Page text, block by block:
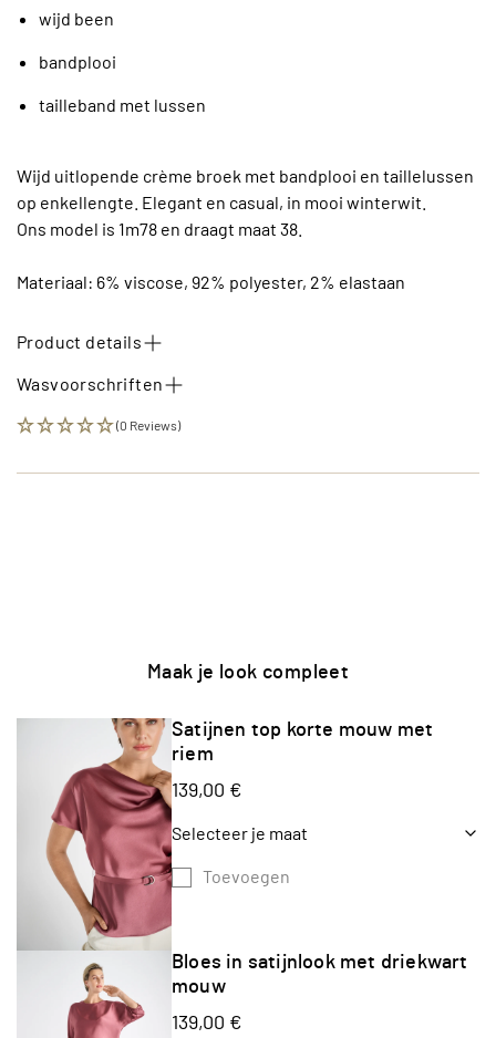
wijd been
bandplooi
tailleband met lussen
Wijd uitlopende crème broek met bandplooi en taillelussen
op enkellengte. Elegant en casual, in mooi winterwit.
Ons model is 1m78 en draagt maat 38.
Materiaal: 6% viscose, 92% polyester, 2% elastaan
Product details
Wasvoorschriften
(0 Reviews)
Maak je look compleet
Satijnen top korte mouw met
riem
139,00 €
Selecteer je maat
Toevoegen
Bloes in satijnlook met driekwart
mouw
139,00 €